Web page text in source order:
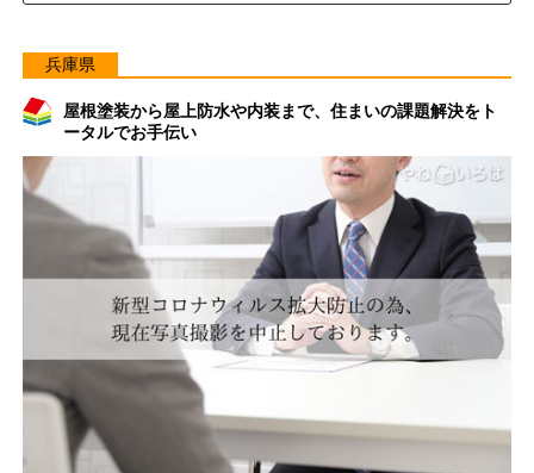
兵庫県
屋根塗装から屋上防水や内装まで、住まいの課題解決をト
ータルでお手伝い